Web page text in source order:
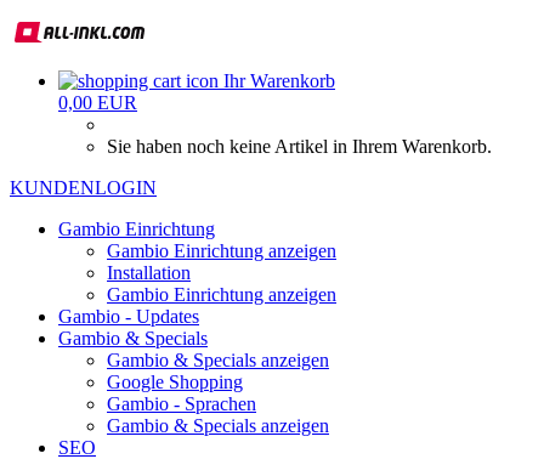
Ihr Warenkorb
0,00 EUR
Sie haben noch keine Artikel in Ihrem Warenkorb.
KUNDENLOGIN
Gambio Einrichtung
Gambio Einrichtung anzeigen
Installation
Gambio Einrichtung anzeigen
Gambio - Updates
Gambio & Specials
Gambio & Specials anzeigen
Google Shopping
Gambio - Sprachen
Gambio & Specials anzeigen
SEO